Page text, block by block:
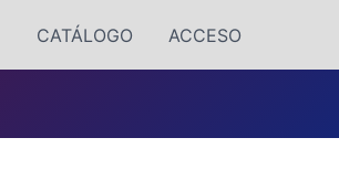
CATÁLOGO ACCESO